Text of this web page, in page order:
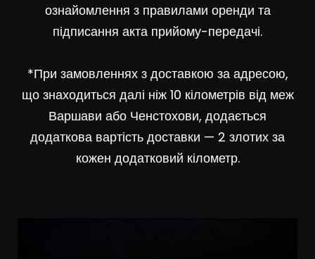
ознайомлення з правилами оренди та
підписання акта прийому-передачі.
*При замовленнях з доставкою за адресою,
що знаходиться далі ніж 10 кілометрів від меж
Варшави або Ченстохови, додається
додаткова вартість доставки — 2 злотих за
кожен додатковий кілометр.